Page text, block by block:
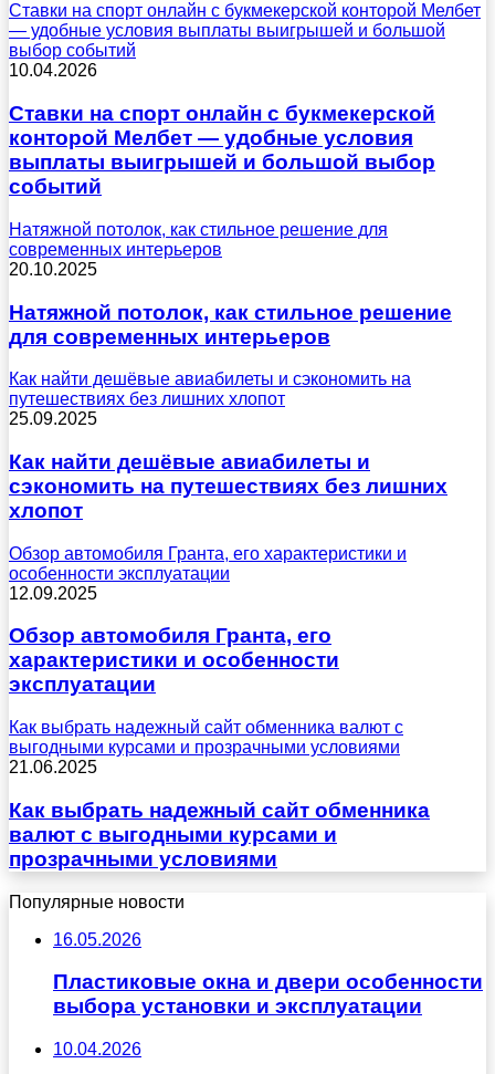
Ставки на спорт онлайн с букмекерской конторой Мелбет
— удобные условия выплаты выигрышей и большой
выбор событий
10.04.2026
Ставки на спорт онлайн с букмекерской
конторой Мелбет — удобные условия
выплаты выигрышей и большой выбор
событий
Натяжной потолок, как стильное решение для
современных интерьеров
20.10.2025
Натяжной потолок, как стильное решение
для современных интерьеров
Как найти дешёвые авиабилеты и сэкономить на
путешествиях без лишних хлопот
25.09.2025
Как найти дешёвые авиабилеты и
сэкономить на путешествиях без лишних
хлопот
Обзор автомобиля Гранта, его характеристики и
особенности эксплуатации
12.09.2025
Обзор автомобиля Гранта, его
характеристики и особенности
эксплуатации
Как выбрать надежный сайт обменника валют с
выгодными курсами и прозрачными условиями
21.06.2025
Как выбрать надежный сайт обменника
валют с выгодными курсами и
прозрачными условиями
Популярные новости
16.05.2026
Пластиковые окна и двери особенности
выбора установки и эксплуатации
10.04.2026